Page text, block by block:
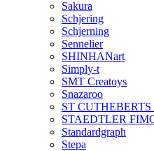
Sakura
Schjering
Schjerning
Sennelier
SHINHANart
Simply-t
SMT Creatoys
Snazaroo
ST
STAEDTLER
Standardgraph
Stepa